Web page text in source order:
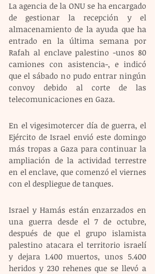
La agencia de la ONU se ha encargado
de gestionar la recepción y el
almacenamiento de la ayuda que ha
entrado en la última semana por
Rafah al enclave palestino -unos 80
camiones con asistencia-, e indicó
que el sábado no pudo entrar ningún
convoy debido al corte de las
telecomunicaciones en Gaza.
En el vigesimotercer día de guerra, el
Ejército de Israel envió este domingo
más tropas a Gaza para continuar la
ampliación de la actividad terrestre
en el enclave, que comenzó el viernes
con el despliegue de tanques.
Israel y Hamás están enzarzados en
una guerra desde el 7 de octubre,
después de que el grupo islamista
palestino atacara el territorio israelí
y dejara 1.400 muertos, unos 5.400
heridos y 230 rehenes que se llevó a